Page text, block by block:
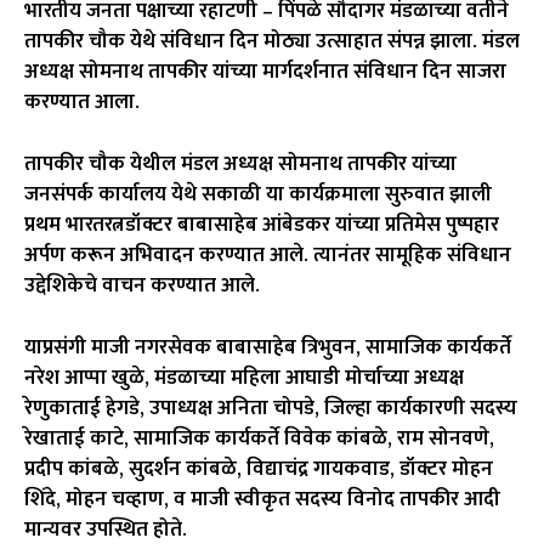
भारतीय जनता पक्षाच्या रहाटणी – पिंपळे सौदागर मंडळाच्या वतीने
तापकीर चौक येथे संविधान दिन मोठ्या उत्साहात संपन्न झाला. मंडल
अध्यक्ष सोमनाथ तापकीर यांच्या मार्गदर्शनात संविधान दिन साजरा
करण्यात आला.
तापकीर चौक येथील मंडल अध्यक्ष सोमनाथ तापकीर यांच्या
जनसंपर्क कार्यालय येथे सकाळी या कार्यक्रमाला सुरुवात झाली
प्रथम भारतरत्नडॉक्टर बाबासाहेब आंबेडकर यांच्या प्रतिमेस पुष्पहार
अर्पण करून अभिवादन करण्यात आले. त्यानंतर सामूहिक संविधान
उद्देशिकेचे वाचन करण्यात आले.
याप्रसंगी माजी नगरसेवक बाबासाहेब त्रिभुवन, सामाजिक कार्यकर्ते
नरेश आप्पा खुळे, मंडळाच्या महिला आघाडी मोर्चाच्या अध्यक्ष
रेणुकाताई हेगडे, उपाध्यक्ष अनिता चोपडे, जिल्हा कार्यकारणी सदस्य
रेखाताई काटे, सामाजिक कार्यकर्ते विवेक कांबळे, राम सोनवणे,
प्रदीप कांबळे, सुदर्शन कांबळे, विद्याचंद्र गायकवाड, डॉक्टर मोहन
शिंदे, मोहन चव्हाण, व माजी स्वीकृत सदस्य विनोद तापकीर आदी
मान्यवर उपस्थित होते.